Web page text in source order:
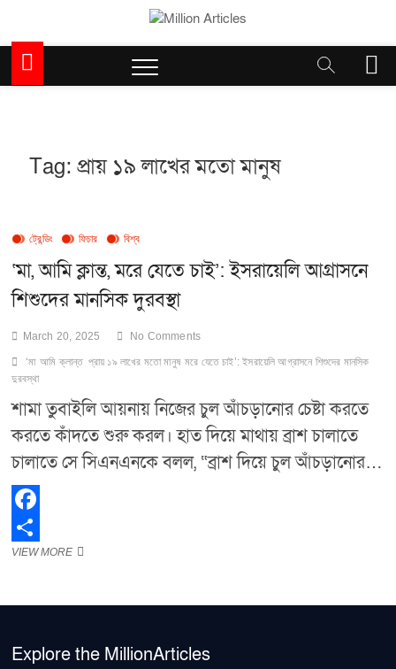
contentMillion Articles
M
e
Tag:প্রায় ১৯ লাখের মতো মানুষ
ট্রেন্ডিং ফিচার বিশ্ব
‘মা, আমি ক্লান্ত, মরে যেতে চাই’: ইসরায়েলি আগ্রাসনে
শিশুদের মানসিক দুরবস্থা
March 20, 2025 No Comments
‘মা আমি ক্লান্ত প্রায় ১৯ লাখের মতো মানুষ মরে যেতে চাই’: ইসরায়েলি আগ্রাসনে শিশুদের মানসিক
দুরবস্থা
শামা তুবাইলি আয়নায় নিজের চুল আঁচড়ানোর চেষ্টা করতে
করতে কাঁদতে শুরু করল। হাত দিয়ে মাথায় ব্রাশ চালাতে
চালাতে সে সিএনএনকে বলল, “ব্রাশ দিয়ে চুল আঁচড়ানোর…
F
a
S
VIEW MORE‘মা,
ইসরায়েলি
আগ্রাসনে
Explore the MillionArticles